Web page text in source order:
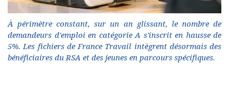
À périmètre constant, sur un an glissant, le nombre de
demandeurs d'emploi en catégorie A s'inscrit en hausse de
5%. Les fichiers de France Travail intègrent désormais des
bénéficiaires du RSA et des jeunes en parcours spécifiques.